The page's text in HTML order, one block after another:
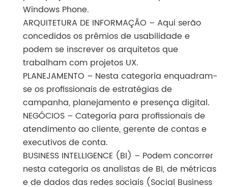
Windows Phone.
ARQUITETURA DE INFORMAÇÃO – Aqui serão
concedidos os prêmios de usabilidade e
podem se inscrever os arquitetos que
trabalham com projetos UX.
PLANEJAMENTO – Nesta categoria enquadram-
se os profissionais de estratégias de
campanha, planejamento e presença digital.
NEGÓCIOS – Categoria para profissionais de
atendimento ao cliente, gerente de contas e
executivos de conta.
BUSINESS INTELLIGENCE (BI) – Podem concorrer
nesta categoria os analistas de BI, de métricas
e de dados das redes sociais (Social Business